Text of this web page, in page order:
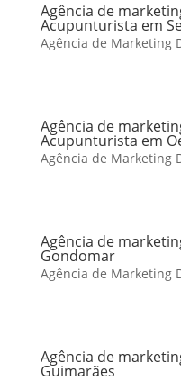
Agência de
Acupunturista em
Agência de Marketing
Agência de
Acupunturista em
Agência de Marketing
Agência de
Gondomar
Agência de Marketing
Agência de
Guimarães